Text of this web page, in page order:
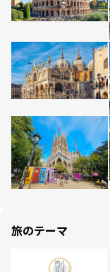
旅のテーマ